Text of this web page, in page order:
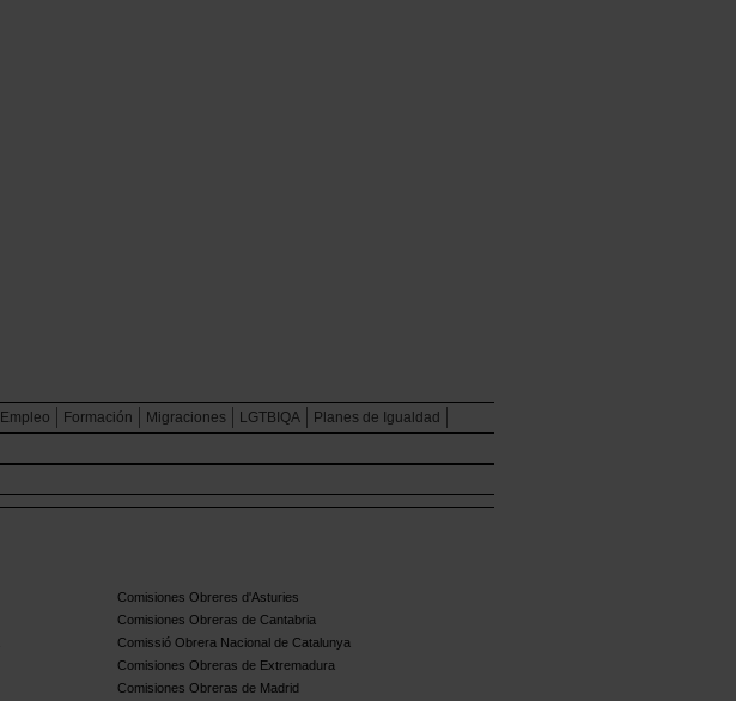
Empleo Formación Migraciones LGTBIQA
Planes de Igualdad
Comisiones Obreres d'Asturies
Comisiones Obreras de Cantabria
Comissió Obrera Nacional de Catalunya
Comisiones Obreras de Extremadura
Comisiones Obreras de Madrid